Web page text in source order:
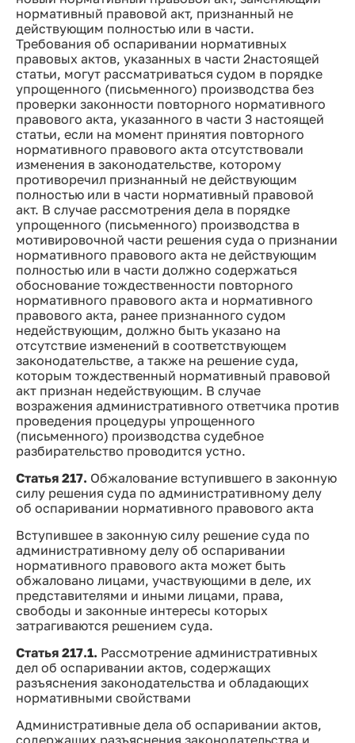
нормативный правовой акт, признанный не
действующим полностью или в части.
Требования об оспаривании нормативных
правовых актов, указанных в части 2настоящей
статьи, могут рассматриваться судом в порядке
упрощенного (письменного) производства без
проверки законности повторного нормативного
правового акта, указанного в части 3 настоящей
статьи, если на момент принятия повторного
нормативного правового акта отсутствовали
изменения в законодательстве, которому
противоречил признанный не действующим
полностью или в части нормативный правовой
акт. В случае рассмотрения дела в порядке
упрощенного (письменного) производства в
мотивировочной части решения суда о признании
нормативного правового акта не действующим
полностью или в части должно содержаться
обоснование тождественности повторного
нормативного правового акта и нормативного
правового акта, ранее признанного судом
недействующим, должно быть указано на
отсутствие изменений в соответствующем
законодательстве, а также на решение суда,
которым тождественный нормативный правовой
акт признан недействующим. В случае
возражения административного ответчика против
проведения процедуры упрощенного
(письменного) производства судебное
разбирательство проводится устно.
Статья 217. Обжалование вступившего в законную
силу решения суда по административному делу
об оспаривании нормативного правового акта
Вступившее в законную силу решение суда по
административному делу об оспаривании
нормативного правового акта может быть
обжаловано лицами, участвующими в деле, их
представителями и иными лицами, права,
свободы и законные интересы которых
затрагиваются решением суда.
Статья 217.1. Рассмотрение административных
дел об оспаривании актов, содержащих
разъяснения законодательства и обладающих
нормативными свойствами
Административные дела об оспаривании актов,
содержащих разъяснения законодательства и